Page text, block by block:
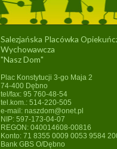
Salezjańska Placówka
Wychowawcza
"Nasz Dom"
Plac Konstytucji 3-go Maja 2
74-400 Dębno
tel/fax: 95 760-48-54
tel.kom.: 514-220-505
e-mail: naszdom@onet.pl
NIP: 597-173-04-07
REGON: 040014608-00816
Konto: 71 8355 0009 0053 9584
Bank GBS O/Dębno